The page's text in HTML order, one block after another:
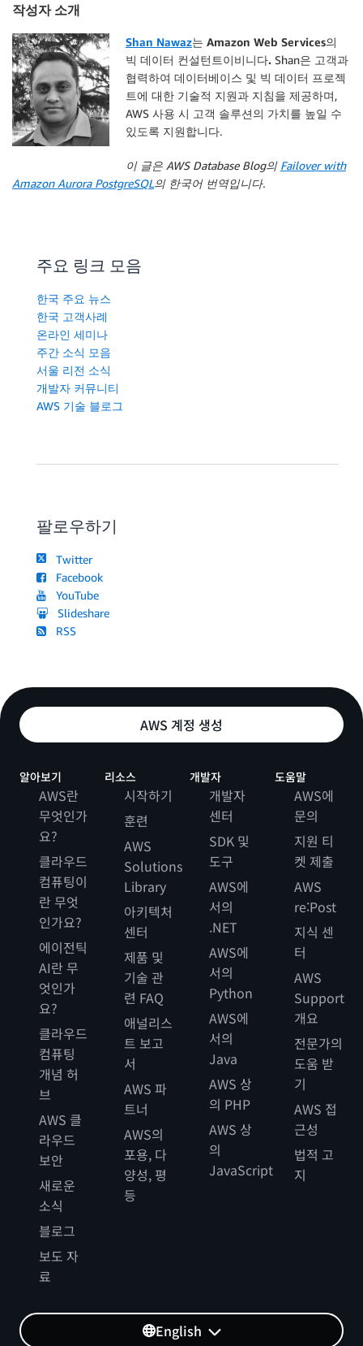
작성자 소개
Shan Nawaz는 Amazon Web Services의
빅 데이터 컨설턴트이비니다. Shan은 고객과
협력하여 데이터베이스 및 빅 데이터 프로젝
트에 대한 기술적 지원과 지침을 제공하며,
AWS 사용 시 고객 솔루션의 가치를 높일 수
있도록 지원합니다.
이 글은 AWS Database Blog의 Failover with
Amazon Aurora PostgreSQL의 한국어 번역입니다.
주요 링크 모음
한국 주요 뉴스
한국 고객사례
온라인 세미나
주간 소식 모음
서울 리전 소식
개발자 커뮤니티
AWS 기술 블로그
팔로우하기
Twitter
Facebook
YouTube
Slideshare
RSS
AWS 계정 생성
알아보기
AWS란
무엇인가
요?
클라우드
컴퓨팅이
란 무엇
인가요?
에이전틱
AI란 무
엇인가
요?
클라우드
컴퓨팅
개념 허
브
AWS 클
라우드
보안
새로운
소식
블로그
보도 자
료
리소스
시작하기
훈련
AWS
Solutions
Library
아키텍처
센터
제품 및
기술 관
련 FAQ
애널리스
트 보고
서
AWS 파
트너
AWS의
포용, 다
양성, 평
등
개발자
개발자
센터
SDK 및
도구
AWS에
서의
.NET
AWS에
서의
Python
AWS에
서의
Java
AWS 상
의 PHP
AWS 상
의
JavaScript
도움말
AWS에
문의
지원 티
켓 제출
AWS
re:Post
지식 센
터
AWS
Support
개요
전문가의
도움 받
기
AWS 접
근성
법적 고
지
English